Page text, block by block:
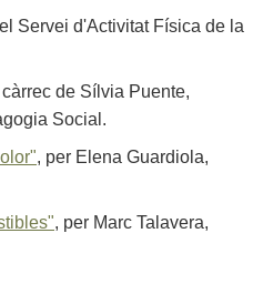
Servei d'Activitat Física de la
càrrec de Sílvia Puente,
Social.
, per Elena Guardiola,
, per Marc Talavera,